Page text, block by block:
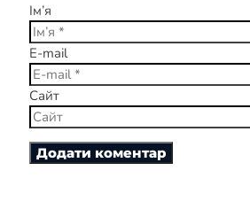
Ім’я
E-mail
Сайт